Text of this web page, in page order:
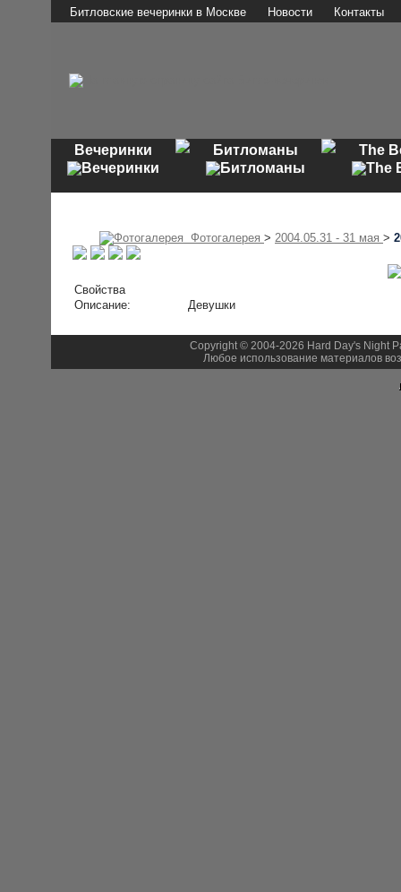
Битловские вечеринки в Москве Новости Контакты
Вечеринки Битломаны The
Фотогалерея > 2004.05.31 - 31 мая >
Свойства
Описание:
Девушки
Copyright © 2004-2026 Hard Day's Night
Любое использование материалов